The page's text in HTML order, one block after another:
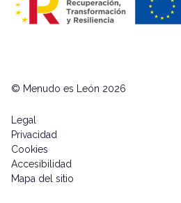
© Menudo es León 2026
Legal
Privacidad
Cookies
Accesibilidad
Mapa del sitio